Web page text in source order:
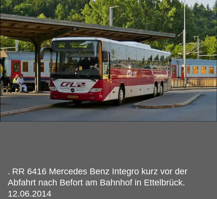
. RR 6416 Mercedes Benz Integro kurz vor der
Abfahrt nach Befort am Bahnhof in Ettelbrück.
12.06.2014